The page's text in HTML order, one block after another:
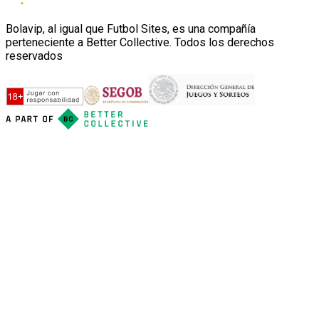
Bolavip, al igual que Futbol Sites, es una compañía
perteneciente a Better Collective. Todos los derechos
reservados